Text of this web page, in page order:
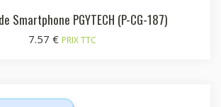
Smartphone PGYTECH (P-CG-187)
7.57 € PRIX TTC